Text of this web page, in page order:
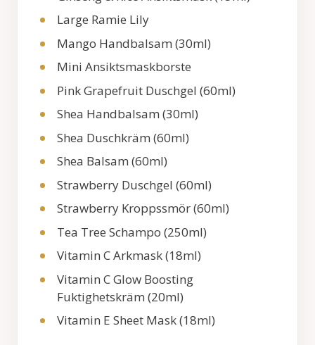
Large Ramie Lily
Mango Handbalsam (30ml)
Mini Ansiktsmaskborste
Pink Grapefruit Duschgel (60ml)
Shea Handbalsam (30ml)
Shea Duschkräm (60ml)
Shea Balsam (60ml)
Strawberry Duschgel (60ml)
Strawberry Kroppssmör (60ml)
Tea Tree Schampo (250ml)
Vitamin C Arkmask (18ml)
Vitamin C Glow Boosting
Fuktighetskräm (20ml)
Vitamin E Sheet Mask (18ml)